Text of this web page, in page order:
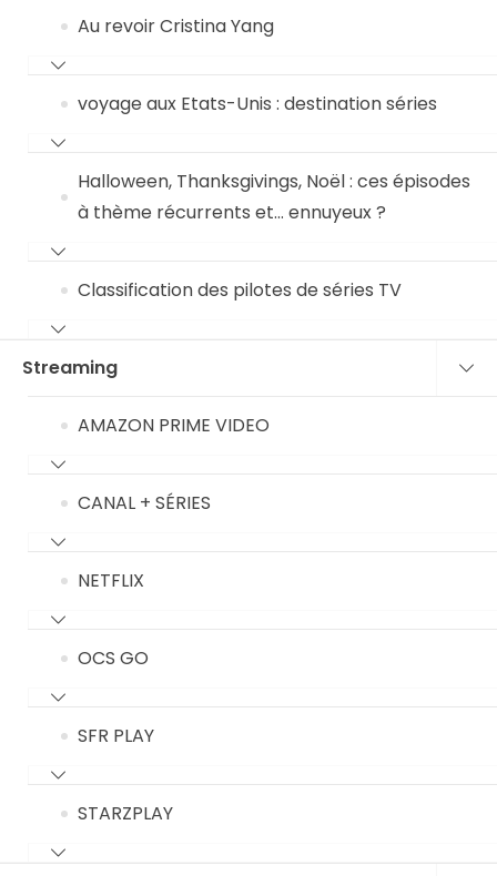
Au revoir Cristina Yang
voyage aux Etats-Unis : destination séries
Halloween, Thanksgivings, Noël : ces épisodes
à thème récurrents et… ennuyeux ?
Classification des pilotes de séries TV
Streaming
AMAZON PRIME VIDEO
CANAL + SÉRIES
NETFLIX
OCS GO
SFR PLAY
STARZPLAY